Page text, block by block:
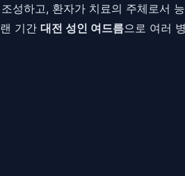
성하고, 환자가 치료의 주체로서
기간 대전 성인 여드름으로 여러